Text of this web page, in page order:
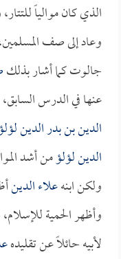
الذي كان موالياً
وعاد إلى صف
جالوت كما أشار بذلك
عنها في الدرس
الدين بن بدر الدين
الدين لؤلؤمن أشد
ولكن ابنهعلاء الدين
وأظهر الحمية
لأبيه حائلاً عن تقليده